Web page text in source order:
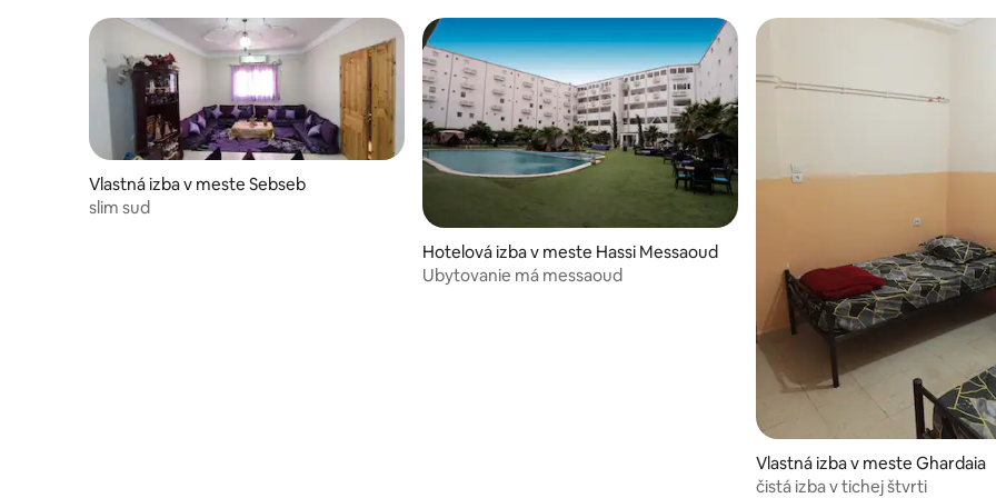
Vlastná izba v meste Sebseb
slim sud
Hotelová izba v meste Hassi Messaoud
Ubytovanie má messaoud
Vlastná izba v meste Ghardaia
čistá izba v tichej štvrti